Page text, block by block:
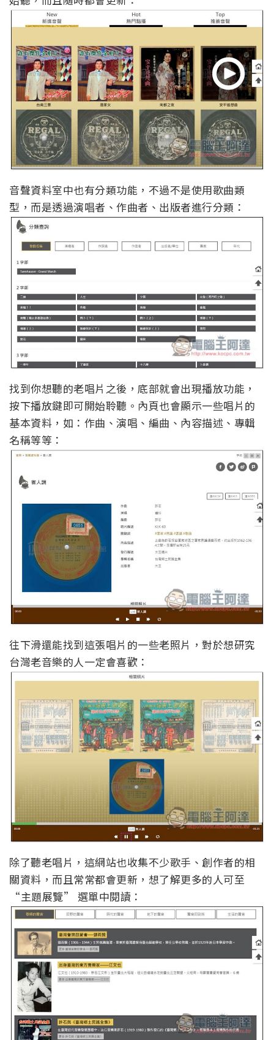
音聲資料室中也有分類功能，不過不是使用歌曲類
型，而是透過演唱者、作曲者、出版者進行分類：
找到你想聽的老唱片之後，底部就會出現播放功能，
按下播放鍵即可開始聆聽。內頁也會顯示一些唱片的
基本資料，如：作曲、演唱、編曲、內容描述、專輯
名稱等等：
往下滑還能找到這張唱片的一些老照片，對於想研究
台灣老音樂的人一定會喜歡：
除了聽老唱片，這網站也收集不少歌手、創作者的相
關資料，而且常常都會更新，想了解更多的人可至
“主題展覽” 選單中閱讀：